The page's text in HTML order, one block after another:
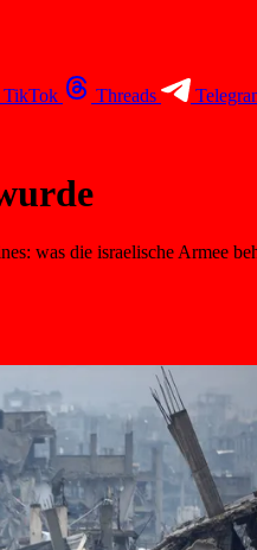
TikTok Threads
was die israelische Armee